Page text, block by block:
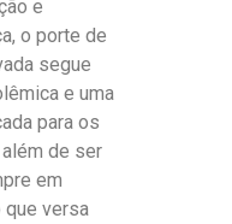
e
o porte de
segue
e uma
para os
de ser
em
que versa